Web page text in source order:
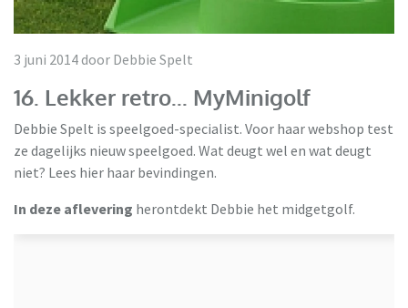
3 juni 2014 door Debbie Spelt
16. Lekker retro... MyMinigolf
Debbie Spelt is speelgoed-specialist. Voor haar webshop test
ze dagelijks nieuw speelgoed. Wat deugt wel en wat deugt
niet? Lees hier haar bevindingen.
In deze aflevering herontdekt Debbie het midgetgolf.